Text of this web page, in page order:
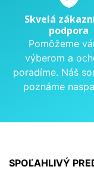
Skvelá
podpora
Pomôžeme
výberom a
poradíme. Náš
poznáme
SPOĽAHLIVÝ